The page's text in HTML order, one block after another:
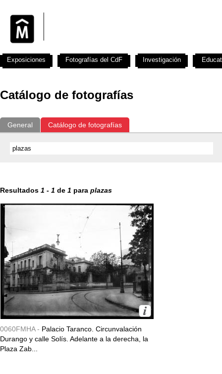
Catálogo de fotografías
General Catálogo de fotografías
Resultados 1 - 1 de 1 para plazas
0060FMHA - Palacio Taranco. Circunvalación
Durango y calle Solís. Adelante a la derecha, la
Plaza Zab...
Exposiciones Fotografías del CdF Investigación